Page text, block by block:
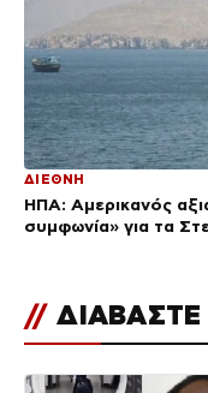
ΔΙΕΘΝΗ
ΗΠΑ: Αμερικανός
συμφωνία» για τα
// ΔΙΑΒΑΣΤΕ